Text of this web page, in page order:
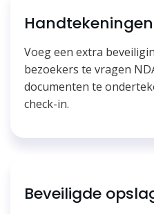
Voeg een extra
bezoekers te vragen
documenten te
check-in.
Beveiligde